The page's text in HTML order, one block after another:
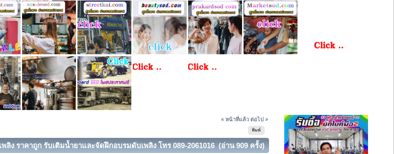
« หน้าที่แล้ว ต่อไป »
พิมพ์
ลิง ราคาถูก รับเติมน้ำยาและจัดฝึกอบรมดับเพลิง โทร 089-2061016 (อ่าน 909 ครั้ง)